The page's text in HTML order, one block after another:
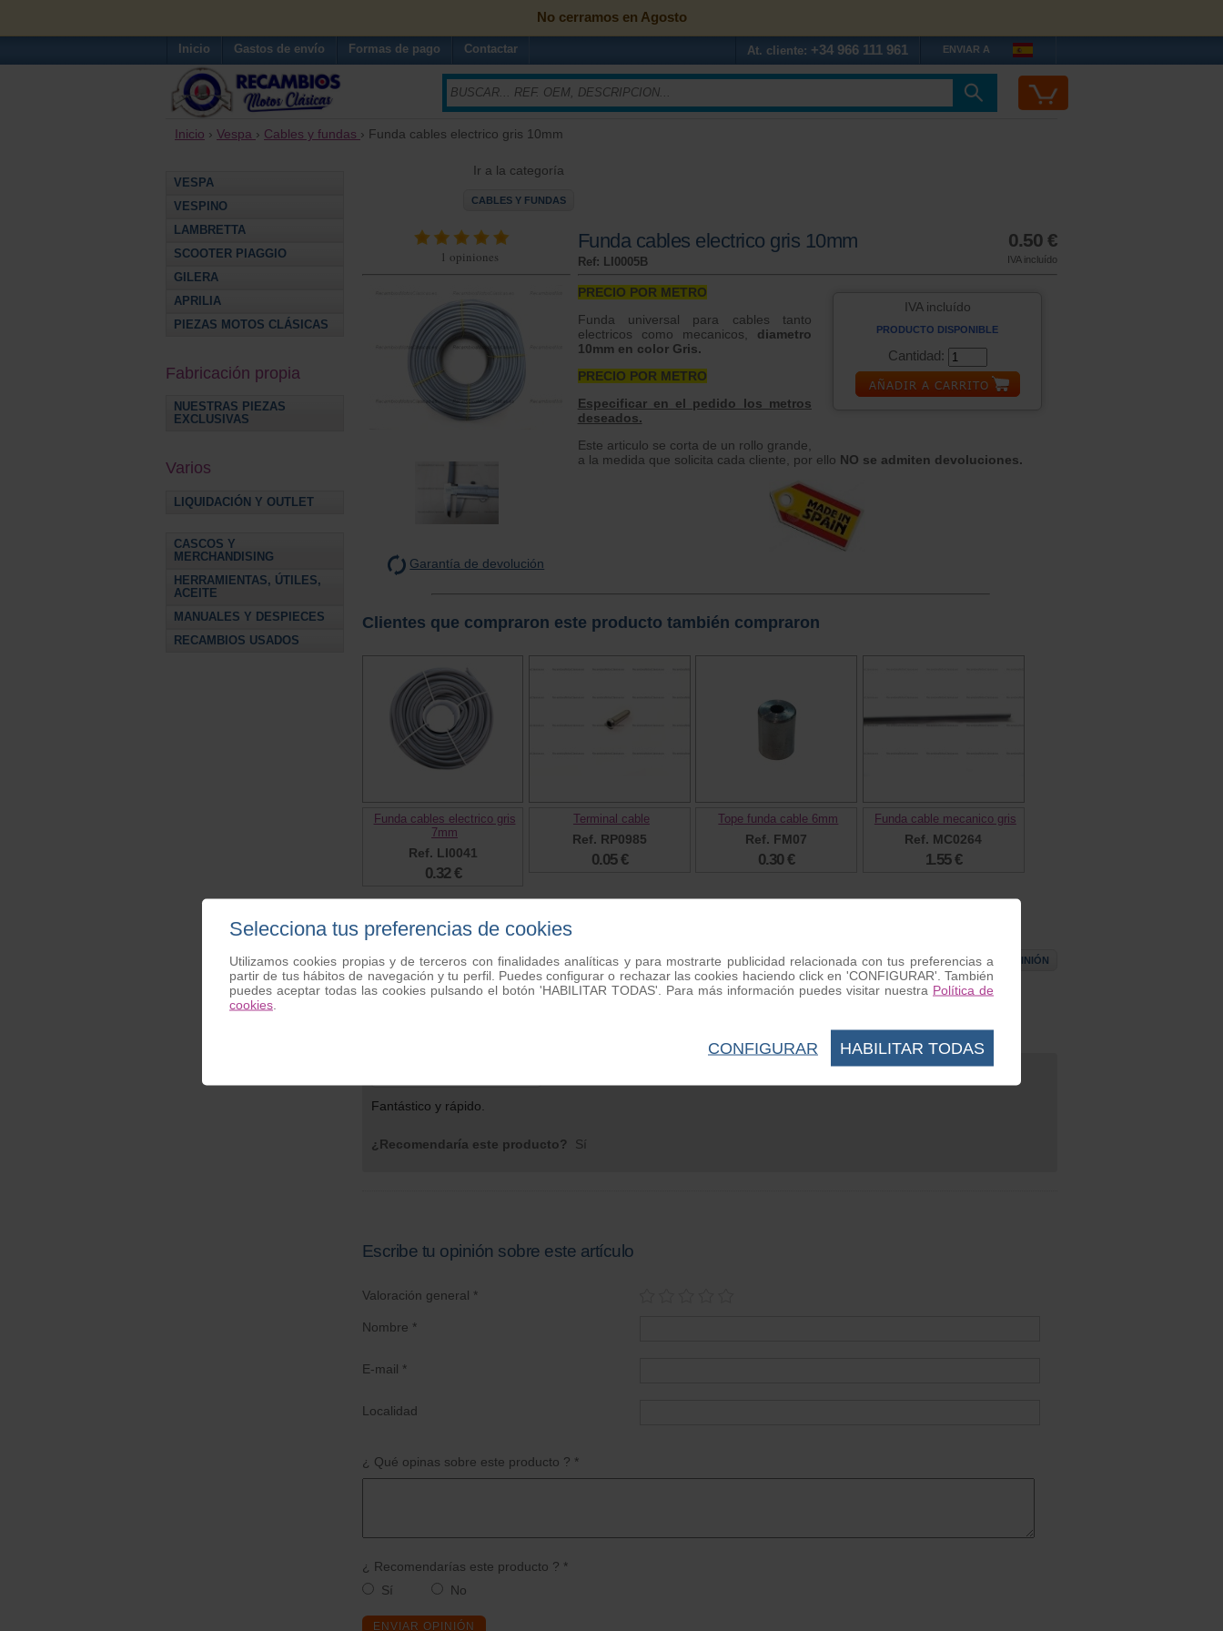
No cerramos en Agosto
Inicio Gastos de envío Formas de pago Contactar At. cliente: +34 966 111 961 ENVIAR A
Inicio › Vespa › Cables y fundas › Funda cables electrico gris 10mm
VESPA
VESPINO
LAMBRETTA
SCOOTER PIAGGIO
GILERA
APRILIA
PIEZAS MOTOS CLÁSICAS
Fabricación propia
NUESTRAS PIEZAS
EXCLUSIVAS
Varios
LIQUIDACIÓN Y OUTLET
CASCOS Y
MERCHANDISING
HERRAMIENTAS, ÚTILES,
ACEITE
MANUALES Y DESPIECES
RECAMBIOS USADOS
Ir a la categoría
CABLES Y FUNDAS
1 opiniones
Funda cables electrico gris 10mm
Ref: LI0005B
0.50 €
IVA incluído
Garantía de devolución
IVA incluído
PRODUCTO DISPONIBLE
Cantidad:
PRECIO POR METRO
Funda universal para cables tanto
electricos como mecanicos, diametro
10mm en color Gris.
PRECIO POR METRO
Especificar en el pedido los metros
deseados.
Este articulo se corta de un rollo grande,
a la medida que solicita cada cliente, por ello NO se admiten devoluciones.
Clientes que compraron este producto también compraron
Funda cables electrico gris
7mm
Ref. LI0041
0.32 €
Terminal cable
Ref. RP0985
0.05 €
Tope funda cable 6mm
Ref. FM07
0.30 €
Funda cable mecanico gris
Ref. MC0264
1.55 €
Opiniones de clientes ESCRIBIR OPINIÓN
Funda cables electrico gris 10mm 1opiniones
Fantástico y rápido.
¿Recomendaría este producto? Sí
Escribe tu opinión sobre este artículo
Valoración general *
Nombre *
E-mail *
Localidad
¿ Qué opinas sobre este producto ? *
¿ Recomendarías este producto ? *
Sí
No
ENVIAR OPINIÓN
Selecciona tus preferencias de cookies
Utilizamos cookies propias y de terceros con finalidades analíticas y para mostrarte publicidad relacionada con tus preferencias a
partir de tus hábitos de navegación y tu perfil. Puedes configurar o rechazar las cookies haciendo click en 'CONFIGURAR'. También
puedes aceptar todas las cookies pulsando el botón 'HABILITAR TODAS'. Para más información puedes visitar nuestra Política de
cookies
CONFIGURAR HABILITAR TODAS